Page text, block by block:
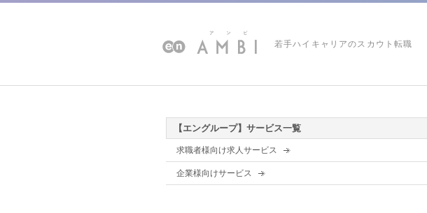
若手ハイキャリアのスカウト転職
【エングループ】サービス一覧
求職者様向け求人サービス
企業様向けサービス